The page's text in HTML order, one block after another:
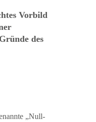
Vorbild
des
„Null-